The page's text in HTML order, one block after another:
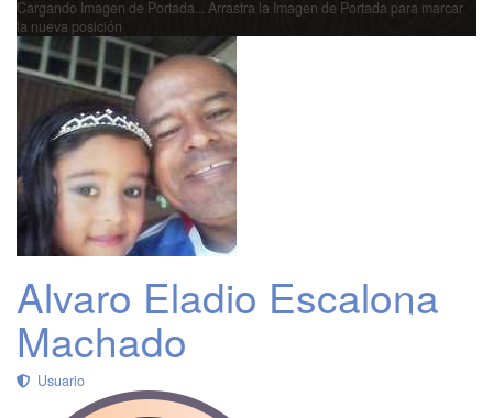
Cargando Imagen de Portada...
Arrastra la Imagen de Portada para marcar
la nueva posición
Alvaro Eladio Escalona
Machado
Usuario